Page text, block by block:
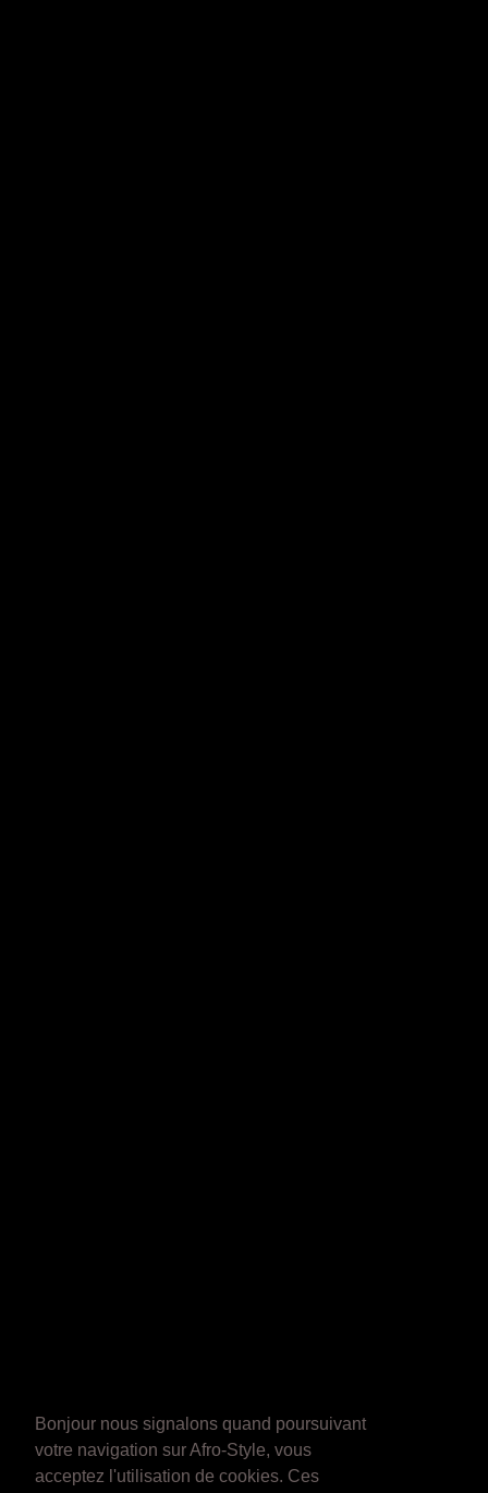
Bonjour nous signalons quand poursuivant
votre navigation sur Afro-Style, vous
acceptez l'utilisation de cookies. Ces